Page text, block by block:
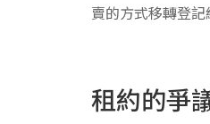
賣的方式移轉登
租約的爭